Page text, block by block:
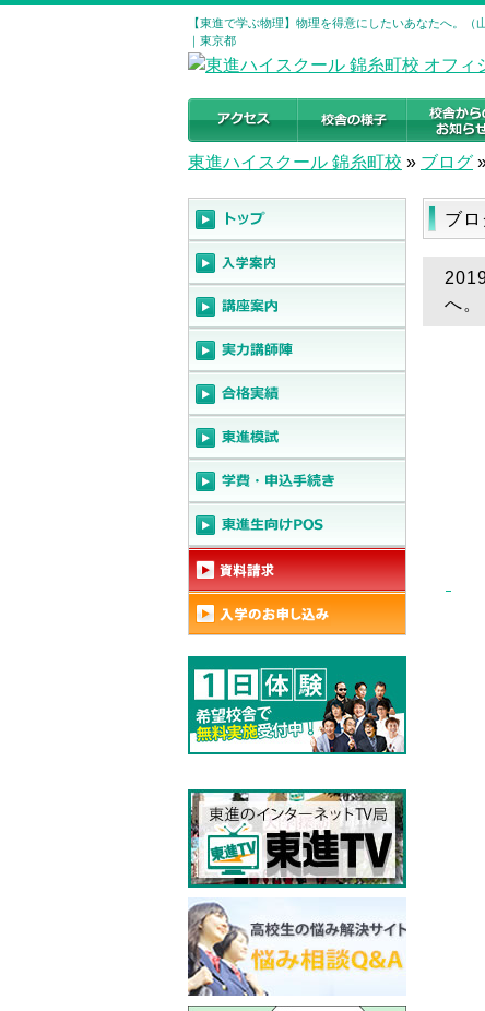
【東進で学ぶ物理】物理を得意にしたいあなたへ。
｜東京都
東進ハイスクール 錦糸町校 » ブログ
ブロ
へ。